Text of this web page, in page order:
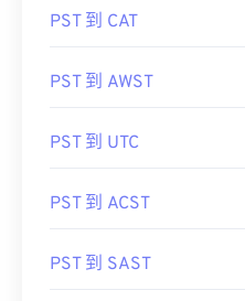
PST 到 CAT
PST 到 AWST
PST 到 UTC
PST 到 ACST
PST 到 SAST